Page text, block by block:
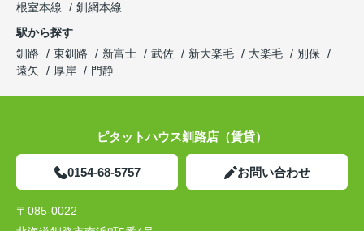
根室本線
釧網本線
駅から探す
釧路
東釧路 新富士 武佐 新大楽毛 大楽毛
別保
遠矢
厚岸 門静
ピタットハウス釧路店（賃貸）
0154-68-5757 お問い合わせ
〒085-0022